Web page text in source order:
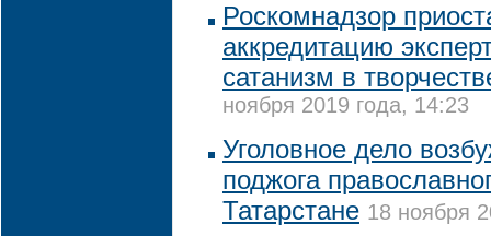
Роскомнадзор
аккредитацию
сатанизм в
ноября 2019 года, 14:23
Уголовное дело
поджога
Татарстане 18 ноября